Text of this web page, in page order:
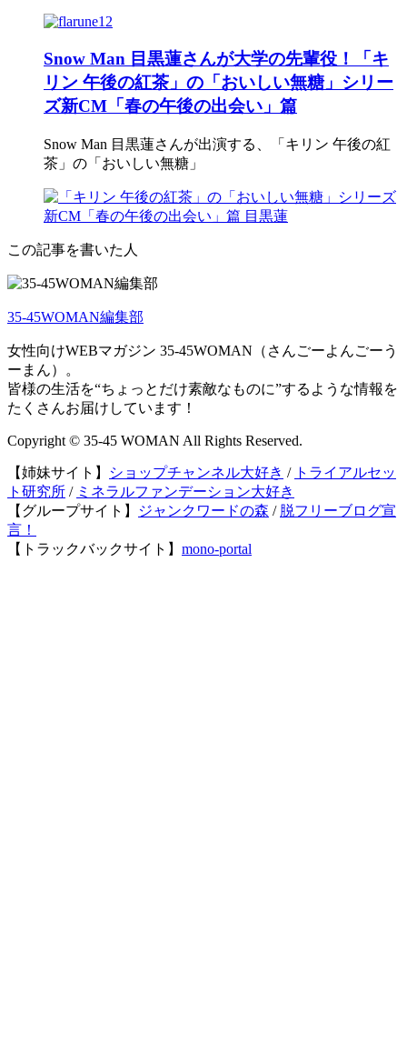
Snow Man 目黒蓮さんが大学の先輩役！「キ
リン 午後の紅茶」の「おいしい無糖」シリー
ズ新CM「春の午後の出会い」篇
Snow Man 目黒蓮さんが出演する、「キリン 午後の紅
茶」の「おいしい無糖」
この記事を書いた人
35-45WOMAN編集部
女性向けWEBマガジン 35-45WOMAN（さんごーよんごーう
ーまん）。
皆様の生活を“ちょっとだけ素敵なものに”するような情報を
たくさんお届けしています！
Copyright © 35-45 WOMAN All Rights Reserved.
【姉妹サイト】 ショップチャンネル大好き / トライアルセッ
ト研究所 / ミネラルファンデーション大好き
【グループサイト】
ジャンクワードの森 / 脱フリーブログ宣
言！
【トラックバックサイト】 mono-portal